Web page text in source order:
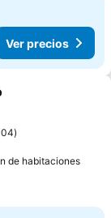
Ver precios
de habitaciones